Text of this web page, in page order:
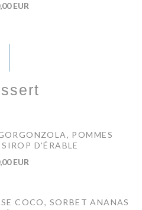
EUR
POMMES
D'ÉRABLE
EUR
COCO, SORBET ANANAS